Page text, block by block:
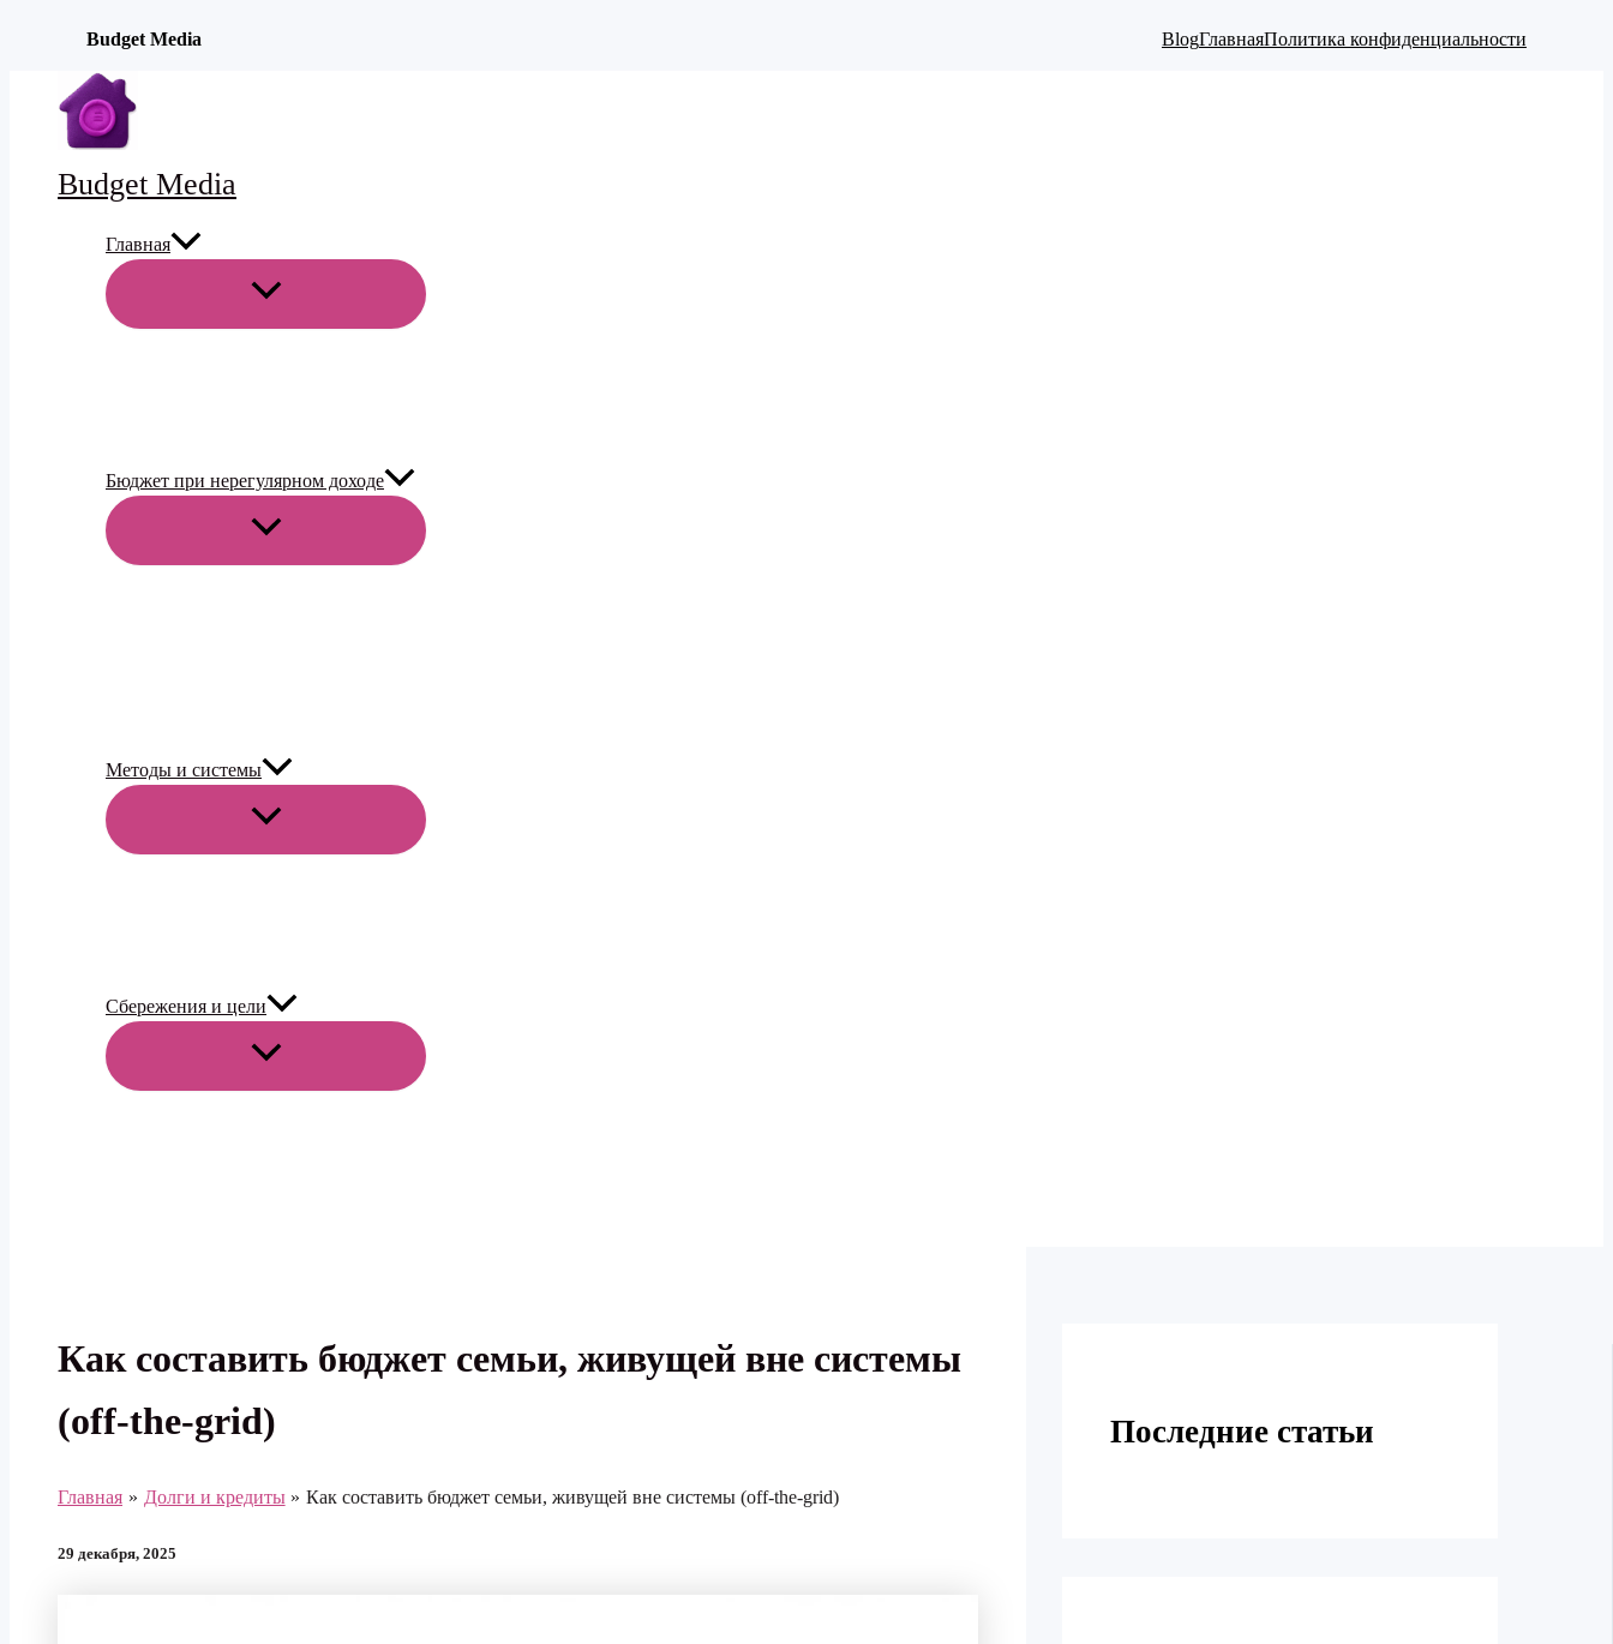
Budget Media BlogГлавнаяПолитика конфиденциальности
Перейти
содержимому
Budget Media
Главная
ПЕРЕКЛЮЧАТЕЛЬ
Бюджет при нерегулярном доходе
ПЕРЕКЛЮЧАТЕЛЬ
Методы и системы
ПЕРЕКЛЮЧАТЕЛЬ
Сбережения и цели
ПЕРЕКЛЮЧАТЕЛЬ
Как составить бюджет семьи, живущей вне системы
(off-the-grid)
Главная Долги и кредиты Как составить бюджет семьи, живущей вне системы (off-the-grid)
29 декабря, 2025
Последние статьи